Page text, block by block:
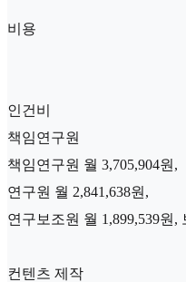
비용
인건비
책임연구원
책임연구원 월 3,705,904원,
연구원 월 2,841,638원,
연구보조원 월 1,899,539원,
컨텐츠 제작